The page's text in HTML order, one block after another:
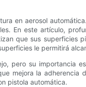
en aerosol
En este artículo,
que sus superficies
le permitirá
pero su importancia
mejora la
pistola automática.